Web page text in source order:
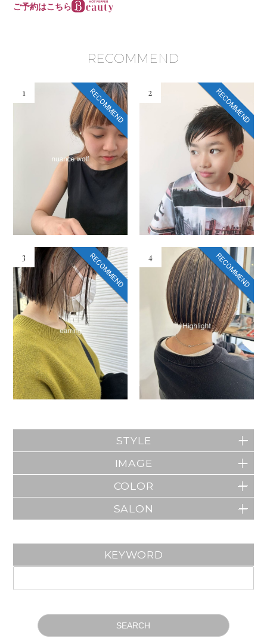
ご予約はこちら
RECOMMEND
RECOMMEND
1 RECOMMEND
2
RECOMMEND
3 RECOMMEND
4
STYLE
IMAGE
COLOR
SALON
KEYWORD